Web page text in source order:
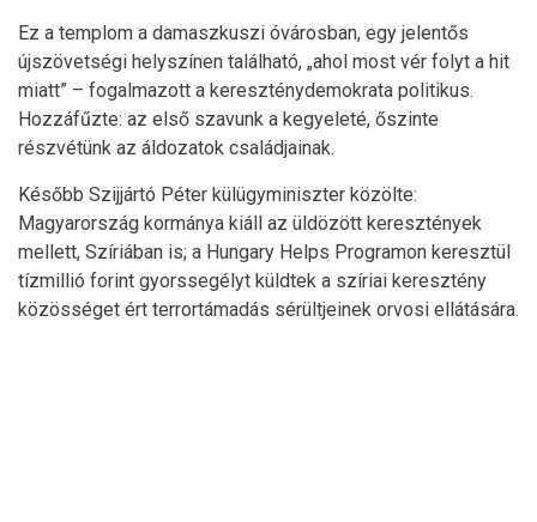
Ez a templom a damaszkuszi óvárosban, egy jelentős
újszövetségi helyszínen található, „ahol most vér folyt a hit
miatt” – fogalmazott a kereszténydemokrata politikus.
Hozzáfűzte: az első szavunk a kegyeleté, őszinte
részvétünk az áldozatok családjainak.
Később Szijjártó Péter külügyminiszter közölte:
Magyarország kormánya kiáll az üldözött keresztények
mellett, Szíriában is; a Hungary Helps Programon keresztül
tízmillió forint gyorssegélyt küldtek a szíriai keresztény
közösséget ért terrortámadás sérültjeinek orvosi ellátására.